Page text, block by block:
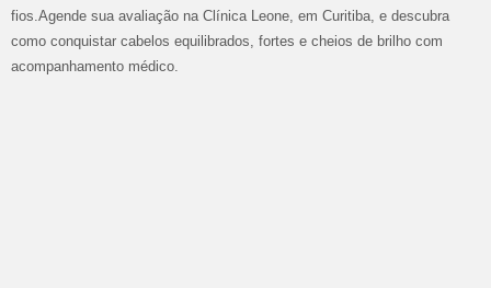
fios.Agende sua avaliação na Clínica Leone, em Curitiba, e descubra
como conquistar cabelos equilibrados, fortes e cheios de brilho com
acompanhamento médico.